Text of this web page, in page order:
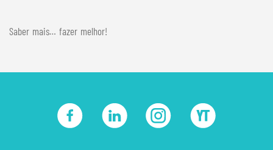
Saber mais… fazer melhor!